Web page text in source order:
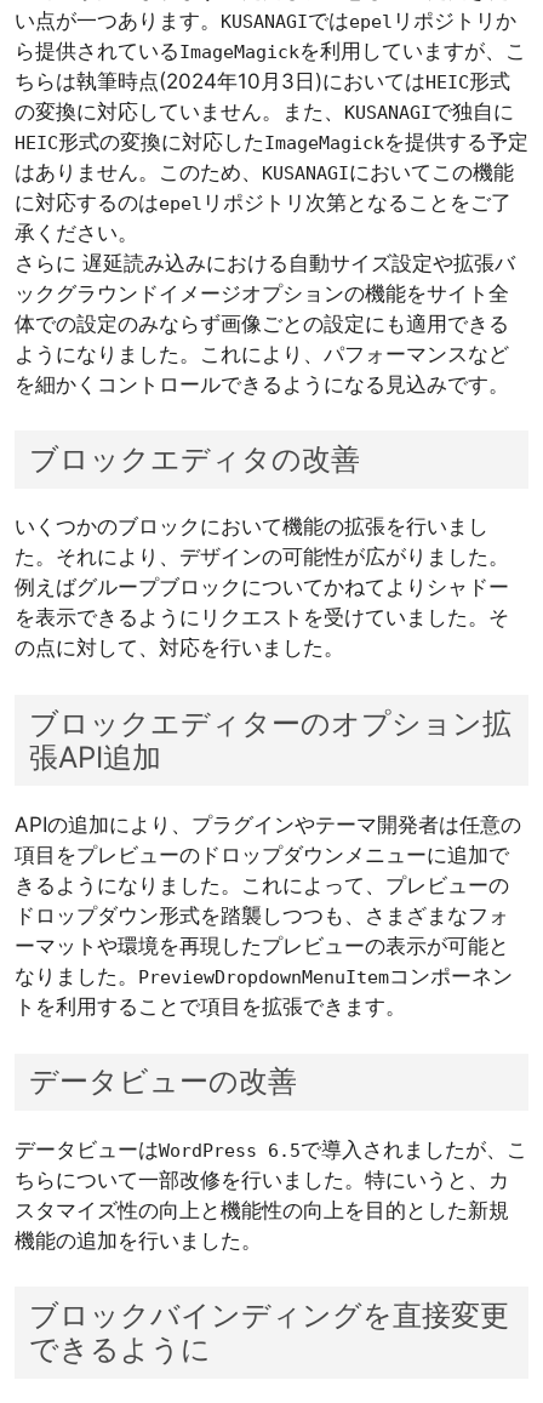
い点が一つあります。
KUSANAGIではepel リポジトリか
ら提供されているImageMagickを利用していますが、こ
ちらは執筆時点(2024年10月3日)においてはHEIC形式
の変換に対応していません。また、
KUSANAGIで独自に
HEIC形式の変換に対応したImageMagickを提供する予定
はありません。このため、
KUSANAGIにおいてこの機能
に対応するのはepel リポジトリ次第となることをご了
承ください。
さらに 遅延読み込みにおける自動サイズ設定や拡張バ
ックグラウンドイメージオプションの機能をサイト全
体での設定のみならず画像ごとの設定にも適用できる
ようになりました。これにより、パフォーマンスなど
を細かくコントロールできるようになる見込みです。
ブロックエディタの改善
いくつかのブロックにおいて機能の拡張を行いまし
た。それにより、デザインの可能性が広がりました。
例えばグループブロックについてかねてよりシャドー
を表示できるようにリクエストを受けていました。そ
の点に対して、対応を行いました。
ブロックエディターのオプション拡
張API追加
APIの追加により、プラグインやテーマ開発者は任意の
項目をプレビューのドロップダウンメニューに追加で
きるようになりました。これによって、プレビューの
ドロップダウン形式を踏襲しつつも、さまざまなフォ
ーマットや環境を再現したプレビューの表示が可能と
なりました。
PreviewDropdownMenuItemコンポーネン
トを利用することで項目を拡張できます。
データビューの改善
データビューはWordPress 6.5で導入されましたが、こ
ちらについて一部改修を行いました。特にいうと、カ
スタマイズ性の向上と機能性の向上を目的とした新規
機能の追加を行いました。
ブロックバインディングを直接変更
できるように